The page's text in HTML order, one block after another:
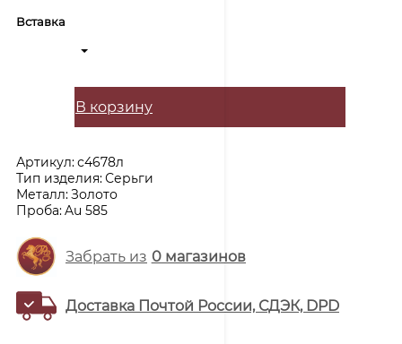
Вставка
В корзину
Артикул:с4678л
Тип изделия:Серьги
Металл:Золото
Проба:Au 585
Забрать из 0магазинов
Доставка Почтой России, СДЭК, DPD